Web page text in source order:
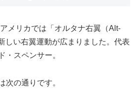
メリカでは「オルタナ右翼（Alt-
しい右翼運動が広まりました。代表
・スペンサー。
次の通りです。